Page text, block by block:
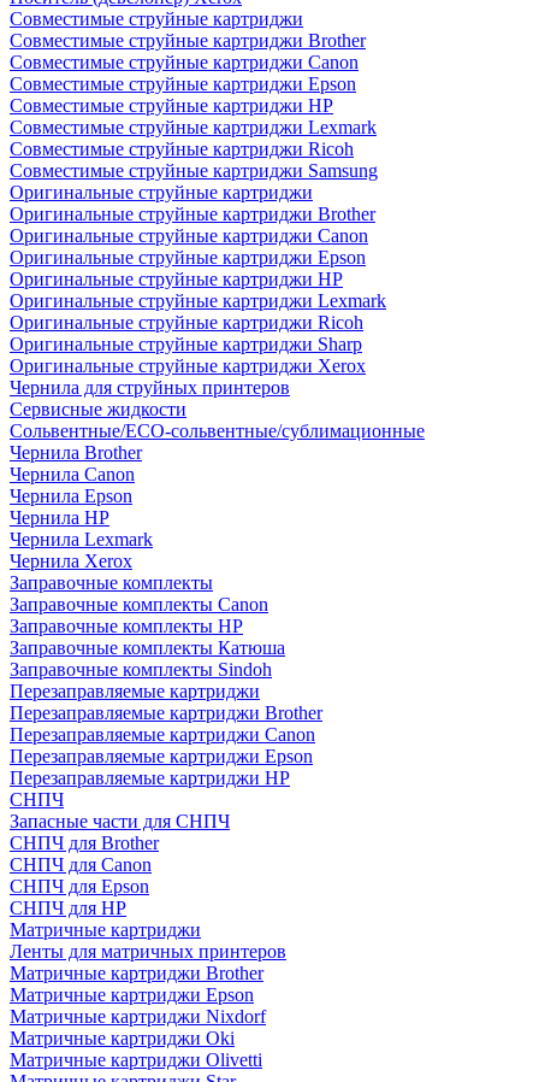
Совместимые струйные картриджи
Совместимые струйные картриджи Brother
Совместимые струйные картриджи Canon
Совместимые струйные картриджи Epson
Совместимые струйные картриджи HP
Совместимые струйные картриджи Lexmark
Совместимые струйные картриджи Ricoh
Совместимые струйные картриджи Samsung
Оригинальные струйные картриджи
Оригинальные струйные картриджи Brother
Оригинальные струйные картриджи Canon
Оригинальные струйные картриджи Epson
Оригинальные струйные картриджи HP
Оригинальные струйные картриджи Lexmark
Оригинальные струйные картриджи Ricoh
Оригинальные струйные картриджи Sharp
Оригинальные струйные картриджи Xerox
Чернила для струйных принтеров
Сервисные жидкости
Сольвентные/ECO-сольвентные/сублимационные
Чернила Brother
Чернила Canon
Чернила Epson
Чернила HP
Чернила Lexmark
Чернила Xerox
Заправочные комплекты
Заправочные комплекты Canon
Заправочные комплекты HP
Заправочные комплекты Катюша
Заправочные комплекты Sindoh
Перезаправляемые картриджи
Перезаправляемые картриджи Brother
Перезаправляемые картриджи Canon
Перезаправляемые картриджи Epson
Перезаправляемые картриджи HP
СНПЧ
Запасные части для СНПЧ
СНПЧ для Brother
СНПЧ для Canon
СНПЧ для Epson
СНПЧ для HP
Матричные картриджи
Ленты для матричных принтеров
Матричные картриджи Brother
Матричные картриджи Epson
Матричные картриджи Nixdorf
Матричные картриджи Oki
Матричные картриджи Olivetti